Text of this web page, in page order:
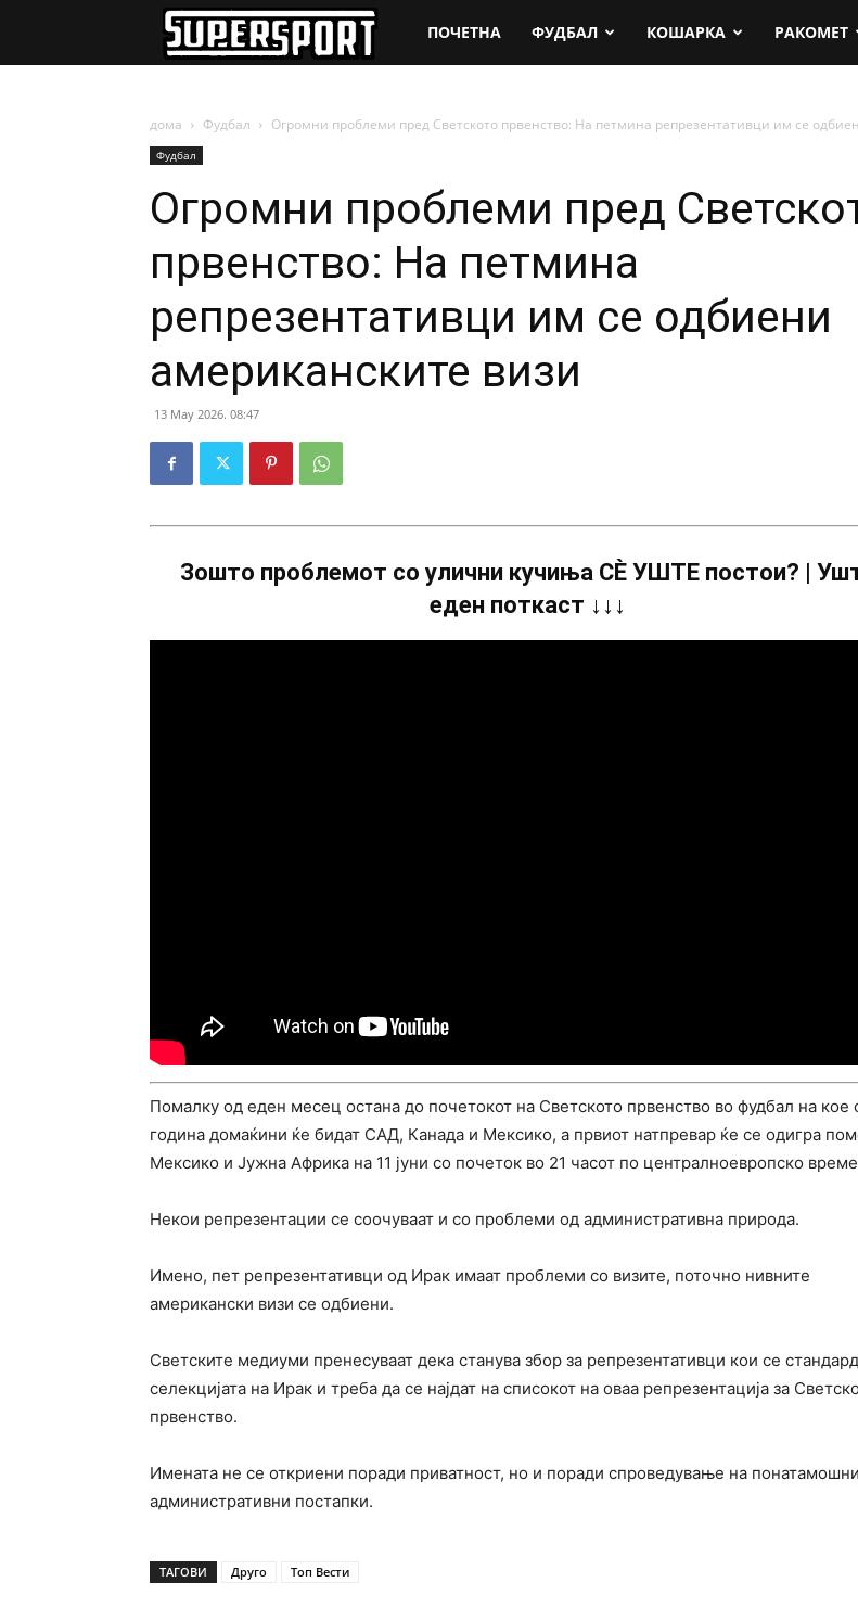
SuperSport.mk
ПОЧЕТНА ФУДБАЛ КОШАРКА РАКОМЕТ
дома Фудбал Огромни проблеми пред Светското првенство: На петмина репрезентативци им се
Фудбал
Огромни проблеми пред
првенство: На петмина
репрезентативци им се одбиени
американските визи
13 May 2026. 08:47
Зошто проблемот со улични кучиња СÈ УШТЕ постои? |
еден поткаст ↓↓↓
Помалку од еден месец остана до почетокот на Светското првенство во фудбал на кое
година домаќини ќе бидат САД, Канада и Мексико, а првиот натпревар ќе се одигра
Мексико и Јужна Африка на 11 јуни со почеток во 21 часот по централноевропско
Некои репрезентации се соочуваат и со проблеми од административна природа.
Имено, пет репрезентативци од Ирак имаат проблеми со визите, поточно нивните
американски визи се одбиени.
Светските медиуми пренесуваат дека станува збор за репрезентативци кои се
селекцијата на Ирак и треба да се најдат на списокот на оваа репрезентација за
првенство.
Имената не се откриени поради приватност, но и поради спроведување на понатамошни
административни постапки.
ТАГОВИ Друго Топ Вести